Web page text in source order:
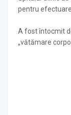
pentru
A fost întocmit
„vătămare